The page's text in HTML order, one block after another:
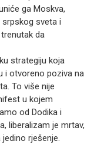
ga Moskva,
srpskog sveta i
da
strategiju koja
i otvoreno poziva na
To više nije
u kojem
od Dodika i
liberalizam je mrtav,
rješenje.